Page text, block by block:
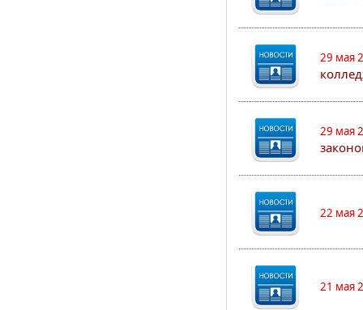
29 мая
29 мая
22 мая
21 мая